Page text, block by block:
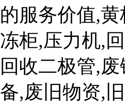
的服务价值,
冻柜,压力机,
回收二极管,
备,废旧物资,